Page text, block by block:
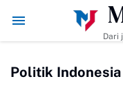
dan Tips Agar
Dari
Politik Indonesia